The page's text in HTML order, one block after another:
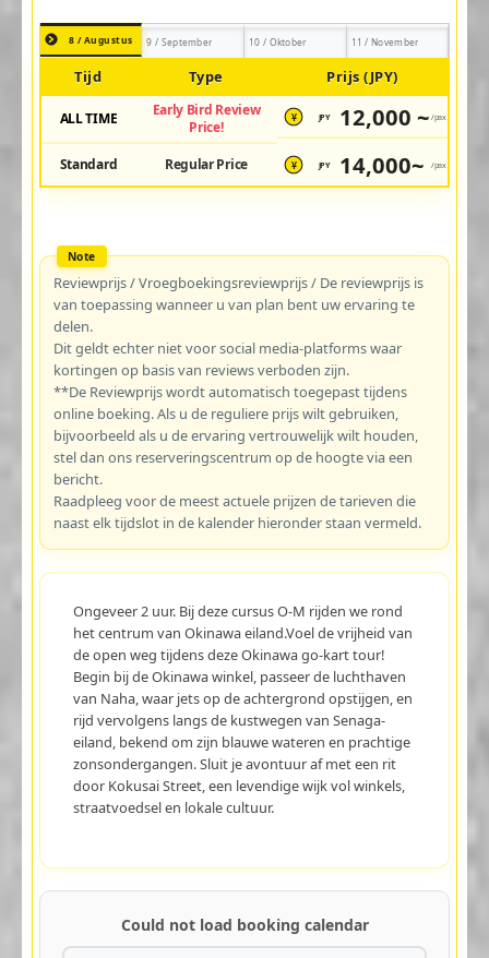
8 / Augustus 9 / September 10 / Oktober 11 / November
Tijd Type Prijs (JPY)
ALL TIME
Early Bird Review
Price!
¥ JPY 12,000 ~ /pax
Standard Regular Price ¥ JPY 14,000~ /pax
Reviewprijs / Vroegboekingsreviewprijs / De reviewprijs is
van toepassing wanneer u van plan bent uw ervaring te
delen.
Dit geldt echter niet voor social media-platforms waar
kortingen op basis van reviews verboden zijn.
**De Reviewprijs wordt automatisch toegepast tijdens
online boeking. Als u de reguliere prijs wilt gebruiken,
bijvoorbeeld als u de ervaring vertrouwelijk wilt houden,
stel dan ons reserveringscentrum op de hoogte via een
bericht.
Raadpleeg voor de meest actuele prijzen de tarieven die
naast elk tijdslot in de kalender hieronder staan vermeld.
Ongeveer 2 uur. Bij deze cursus O-M rijden we rond
het centrum van Okinawa eiland.Voel de vrijheid van
de open weg tijdens deze Okinawa go-kart tour!
Begin bij de Okinawa winkel, passeer de luchthaven
van Naha, waar jets op de achtergrond opstijgen, en
rijd vervolgens langs de kustwegen van Senaga-
eiland, bekend om zijn blauwe wateren en prachtige
zonsondergangen. Sluit je avontuur af met een rit
door Kokusai Street, een levendige wijk vol winkels,
straatvoedsel en lokale cultuur.
Could not load booking calendar